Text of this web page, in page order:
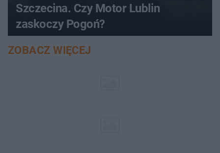
Szczecina. Czy Motor Lublin
zaskoczy Pogoń?
ZOBACZ WIĘCEJ